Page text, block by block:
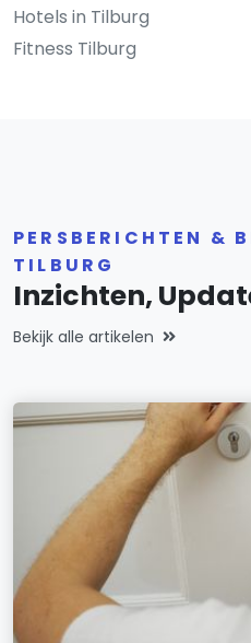
Hotels in Tilburg
Fitness Tilburg
PERSBERICHTEN &
TILBURG
Inzichten,
Bekijk alle artikelen